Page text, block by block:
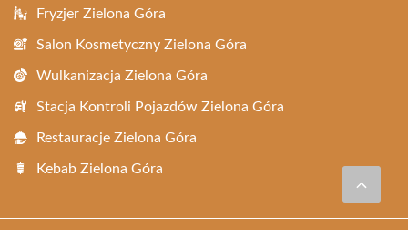
Fryzjer Zielona Góra
Salon Kosmetyczny Zielona Góra
Wulkanizacja Zielona Góra
Stacja Kontroli Pojazdów Zielona Góra
Restauracje Zielona Góra
Kebab Zielona Góra